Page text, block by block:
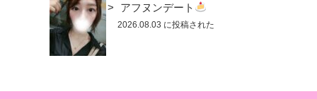
アフヌンデート
2026.08.03 に投稿された